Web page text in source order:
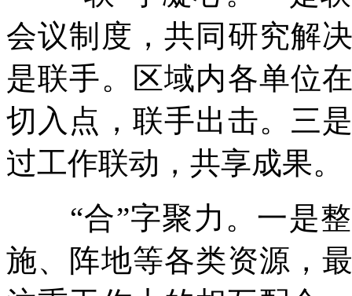
会议制度，共同研究解
是联手。区域内各单位
切入点，联手出击。三
过工作联动，共享成果。
“合”字聚力。一是整
施、阵地等各类资源，